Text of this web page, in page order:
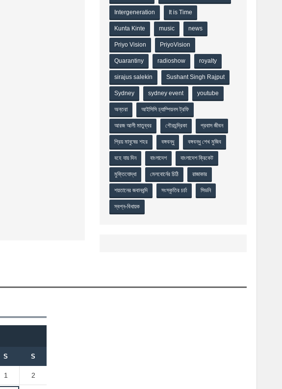
Intergeneration It is Time
Kunta Kinte music news
Priyo Vision PriyoVision
Quarantiny radioshow royalty
sirajus salekin Sushant Singh Rajput
Sydney sydney event youtube
অন্তরা আইসিসি চ্যাম্পিয়নস ট্রফি
আরজ আলী মাতুব্বর গৌরচন্দ্রিকা প্রবাস জীবন
প্রিয় মানুষের শহর বঙ্গবন্ধু বঙ্গবন্ধু শেখ মুজিব
বহে যায় দিন বাংলাদেশ বাংলাদেশ ক্রিকেট
মুক্তিযোদ্ধা মেলবোর্নের চিঠি রাজাকার
শয়তানের জবানবন্দি সংস্কৃতির চর্চা সিডনি
স্বপ্ন-বিধায়ক
S S
1 2